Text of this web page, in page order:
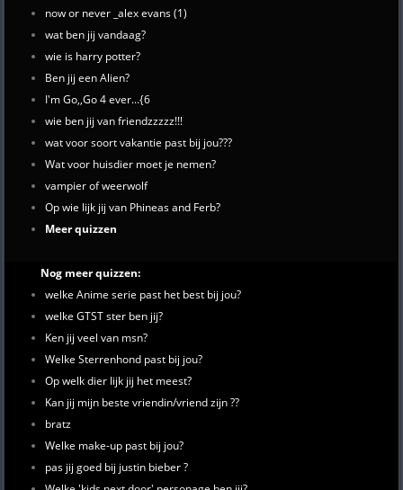
now or never _alex evans (1)
wat ben jij vandaag?
wie is harry potter?
Ben jij een Alien?
I'm Go,,Go 4 ever...{6
wie ben jij van friendzzzzz!!!
wat voor soort vakantie past bij jou???
Wat voor huisdier moet je nemen?
vampier of weerwolf
Op wie lijk jij van Phineas and Ferb?
Meer quizzen
Nog meer quizzen:
welke Anime serie past het best bij jou?
welke GTST ster ben jij?
Ken jij veel van msn?
Welke Sterrenhond past bij jou?
Op welk dier lijk jij het meest?
Kan jij mijn beste vriendin/vriend zijn ??
bratz
Welke make-up past bij jou?
pas jij goed bij justin bieber ?